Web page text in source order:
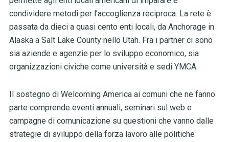
condividere metodi per l’accoglienza reciproca. La rete è
passata da dieci a quasi cento enti locali, da Anchorage in
Alaska a Salt Lake County nello Utah. Fra i partner ci sono
sia aziende e agenzie per lo sviluppo economico, sia
organizzazioni civiche come università e sedi YMCA.
Il sostegno di Welcoming America ai comuni che ne fanno
parte comprende eventi annuali, seminari sul web e
campagne di comunicazione su questioni che vanno dalle
strategie di sviluppo della forza lavoro alle politiche